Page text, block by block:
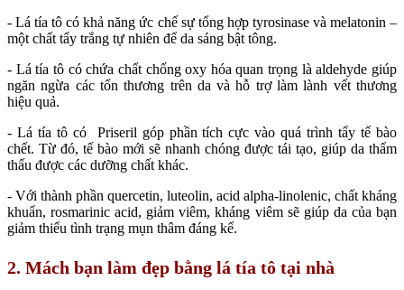
- Lá tía tô có khả năng ức chế sự tổng hợp tyrosinase và melatonin –
một chất tẩy trắng tự nhiên để da sáng bật tông.
- Lá tía tô có chứa chất chống oxy hóa quan trọng là aldehyde giúp
ngăn ngừa các tổn thương trên da và hỗ trợ làm lành vết thương
hiệu quả.
- Lá tía tô có Priseril góp phần tích cực vào quá trình tẩy tế bào
chết. Từ đó, tế bào mới sẽ nhanh chóng được tái tạo, giúp da thẩm
thấu được các dưỡng chất khác.
- Với thành phần quercetin, luteolin, acid alpha-linolenic, chất kháng
khuẩn, rosmarinic acid, giảm viêm, kháng viêm sẽ giúp da của bạn
giảm thiểu tình trạng mụn thâm đáng kể.
2. Mách bạn làm đẹp bằng lá tía tô tại nhà